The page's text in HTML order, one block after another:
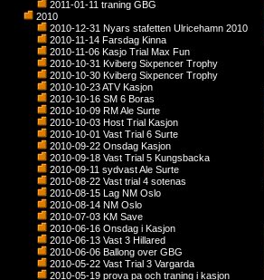
2011-01-11 traning GBG
2010
2010-12-31 Nyars stafetten Ulricehamn 2010
2010-11-14 Farsdag Kinna
2010-11-06 Kasjo Trial Max Fun
2010-10-31 Kviberg Sixpencer Trophy
2010-10-30 Kviberg Sixpencer Trophy
2010-10-23 ATV Kasjon
2010-10-16 SM 6 Boras
2010-10-09 RM Ale Surte
2010-10-03 Host Trial Kasjon
2010-10-01 Vast Trial 6 Surte
2010-09-22 Onsdag Kasjon
2010-09-18 Vast Trial 5 Kungsbacka
2010-09-11 sydvast Ale Surte
2010-08-22 Vast trial 4 sotenas
2010-08-15 Lag NM Oslo
2010-08-14 NM Oslo
2010-07-03 KM Save
2010-06-16 Onsdag i Kasjon
2010-06-13 Vast 3 Hillared
2010-06-06 Ballong over GBG
2010-05-22 Vast Trial 3 Vargarda
2010-05-19 prova pa och traning i kasjon